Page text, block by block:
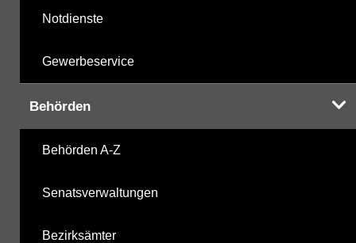
Notdienste
Gewerbeservice
Behörden
Behörden A-Z
Senatsverwaltungen
Bezirksämter